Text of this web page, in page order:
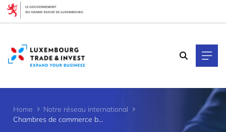
Home
Notre réseau international
Chambres de commerce bilatérales
Cookies management panel